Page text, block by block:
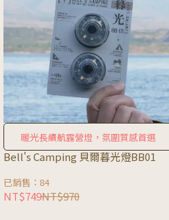
暖光長續航露營燈，氛圍質感首選
Bell's Camping 貝爾暮光燈BB01
已銷售：84
NT$749NT$970